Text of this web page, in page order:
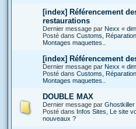
[index] Référencement
restaurations
Dernier message par Nexx «
Posté dans Customs,
Montages maquettes..
[index] Référencement
Dernier message par Nexx «
Posté dans Customs,
Montages maquettes..
DOUBLE MAX
Dernier message par Ghostkiller
Posté dans Infos Sites, Le site
nouveaux ?